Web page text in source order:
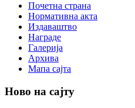
Почетна страна
Нормативна акта
Издаваштво
Награде
Галерија
Архива
Мапа сајта
Ново на сајту